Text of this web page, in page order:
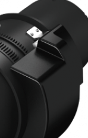
Passwort vergessen?